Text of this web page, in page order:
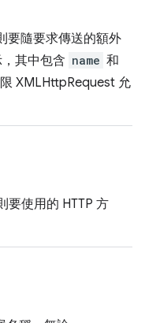
要隨要求傳送的額外
其中包含 name 和
XMLHttpRequest 允
要使用的 HTTP 方